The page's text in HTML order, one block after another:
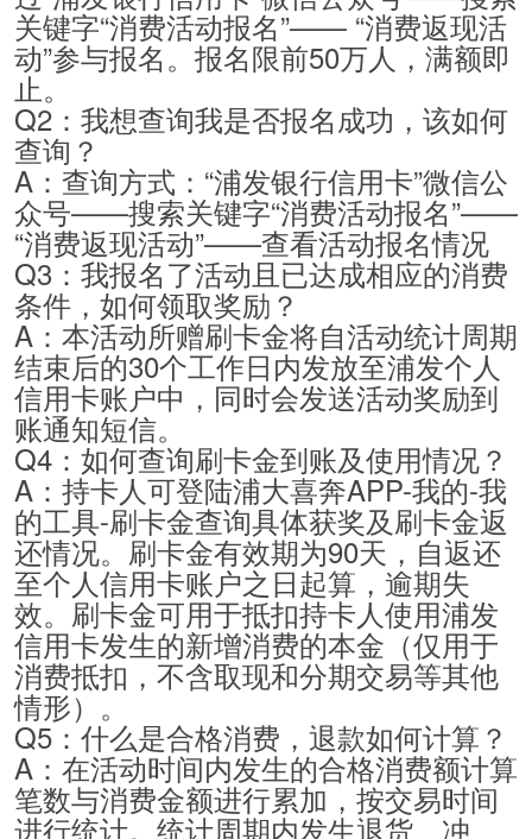
关键字“消费活动报名”—— “消费返现活
动”参与报名。报名限前50万人，满额即
止。
Q2：我想查询我是否报名成功，该如何
查询？
A：查询方式：“浦发银行信用卡”微信公
众号——搜索关键字“消费活动报名”——
“消费返现活动”——查看活动报名情况
Q3：我报名了活动且已达成相应的消费
条件，如何领取奖励？
A：本活动所赠刷卡金将自活动统计周期
结束后的30个工作日内发放至浦发个人
信用卡账户中，同时会发送活动奖励到
账通知短信。
Q4：如何查询刷卡金到账及使用情况？
A：持卡人可登陆浦大喜奔APP-我的-我
的工具-刷卡金查询具体获奖及刷卡金返
还情况。刷卡金有效期为90天，自返还
至个人信用卡账户之日起算，逾期失
效。刷卡金可用于抵扣持卡人使用浦发
信用卡发生的新增消费的本金（仅用于
消费抵扣，不含取现和分期交易等其他
情形）。
Q5：什么是合格消费，退款如何计算？
A：在活动时间内发生的合格消费额计算
笔数与消费金额进行累加，按交易时间
进行统计。统计周期内发生退货、冲